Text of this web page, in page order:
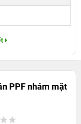
PPF nhám mặt